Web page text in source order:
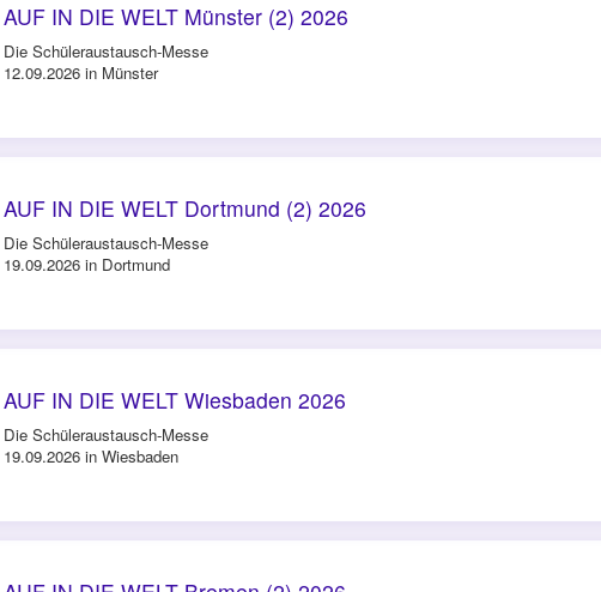
AUF IN DIE WELT Münster (2) 2026
Die Schüleraustausch-Messe
12.09.2026 in Münster
AUF IN DIE WELT Dortmund (2) 2026
Die Schüleraustausch-Messe
19.09.2026 in Dortmund
AUF IN DIE WELT Wiesbaden 2026
Die Schüleraustausch-Messe
19.09.2026 in Wiesbaden